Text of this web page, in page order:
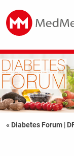
« Diabetes Forum |